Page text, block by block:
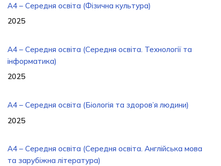
A4 – Середня освіта (Фізична культура)
2025
А4 – Середня освіта (Середня освіта. Технології та
інформатика)
2025
А4 – Середня освіта (Біологія та здоров’я людини)
2025
A4 – Середня освіта (Середня освіта. Англійська мова
та зарубіжна література)